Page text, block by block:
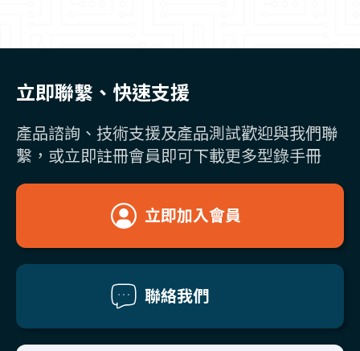
立即聯繫、快速支援
產品諮詢、技術支援及產品測試歡迎與我們聯
繫，或立即註冊會員即可下載更多型錄手冊
立即加入會員
聯絡我們